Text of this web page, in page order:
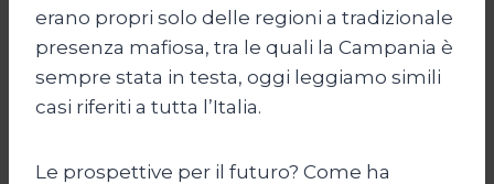
erano propri solo delle regioni a tradizionale
presenza mafiosa, tra le quali la Campania è
sempre stata in testa, oggi leggiamo simili
casi riferiti a tutta l’Italia.
Le prospettive per il futuro? Come ha